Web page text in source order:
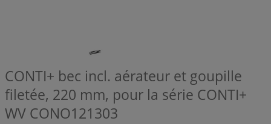
CONTI+ bec incl. aérateur et goupille
filetée, 220 mm, pour la série CONTI+
WV CONO121303